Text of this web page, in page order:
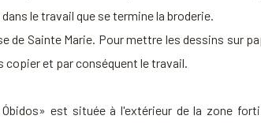
le travail que se termine la broderie.
de Sainte Marie. Pour mettre les dessins sur
et par conséquent le travail.
est située à l'extérieur de la zone